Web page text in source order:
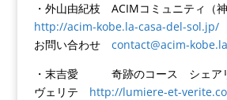
・外山由紀枝 ACIMコミュニティ（神
http://acim-kobe.la-casa-del-sol.jp/
お問い合わせ contact@acim-
・末吉愛 奇跡のコース シェア
ヴェリテ http://lumiere-et-